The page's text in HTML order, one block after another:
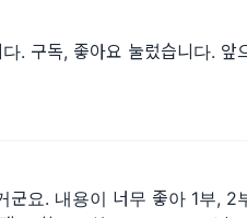
. 구독, 좋아요 눌렀습니다.
군요. 내용이 너무 좋아 1부, 2